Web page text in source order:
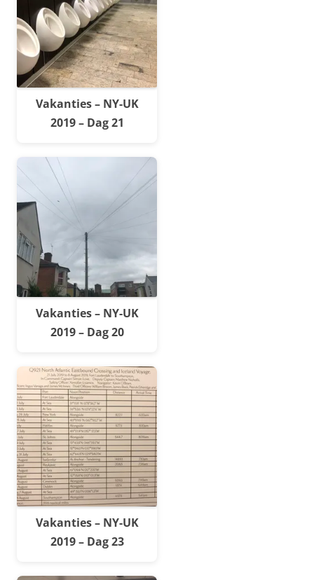
Vakanties – NY-UK
2019 – Dag 21
Vakanties – NY-UK
2019 – Dag 20
Vakanties – NY-UK
2019 – Dag 23